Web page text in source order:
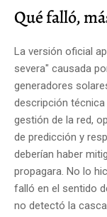
Qué falló,
La versión oficial
severa" causada
generadores
descripción
gestión de la red,
de predicción y
deberían haber
propagara. No lo
falló en el sentido
no detectó la